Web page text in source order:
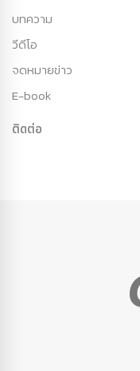
บทความ
วีดีโอ
จดหมายข่าว
E-book
ติดต่อ